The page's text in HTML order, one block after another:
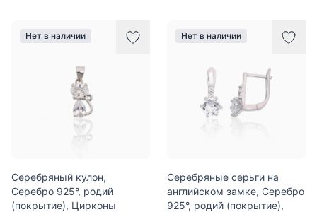
Нет в наличии
Серебряный кулон,
Серебро 925°, родий
(покрытие), Цирконы
Нет в наличии
Серебряные серьги на
английском замке, Серебро
925°, родий (покрытие),